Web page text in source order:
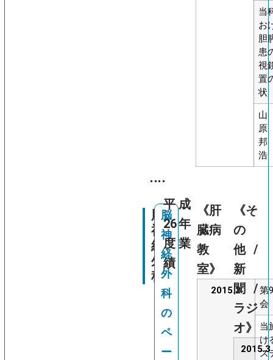
当
お
胆
患
視
置
状
山
原
邦
浩
脳
神
経
外
科
脳
神
経
外
科
の
ペ
ー
平成
26年
度業
績
《肝
臓病
教
室》
2015.2
第
会
当
け
ス
《そ
の
他/
新
聞/
ラジ
オ》
2015.3